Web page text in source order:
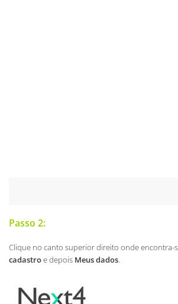
Passo 2:
Clique no canto superior direito onde encontra-
cadastroe depois Meus dados.